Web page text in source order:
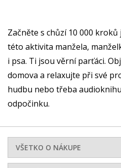
Začněte s chůzí 10 000
této aktivita manžela,
i psa. Ti jsou věrní parťáci.
domova a relaxujte při své
hudbu nebo třeba
odpočinku.
VŠETKO O NÁKUPE